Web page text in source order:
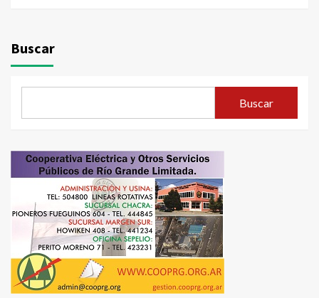
Buscar
Buscar